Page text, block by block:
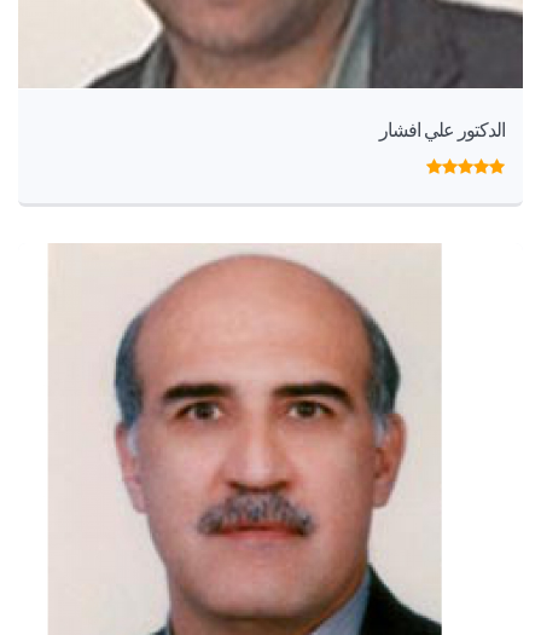
الدكتور علي افشار